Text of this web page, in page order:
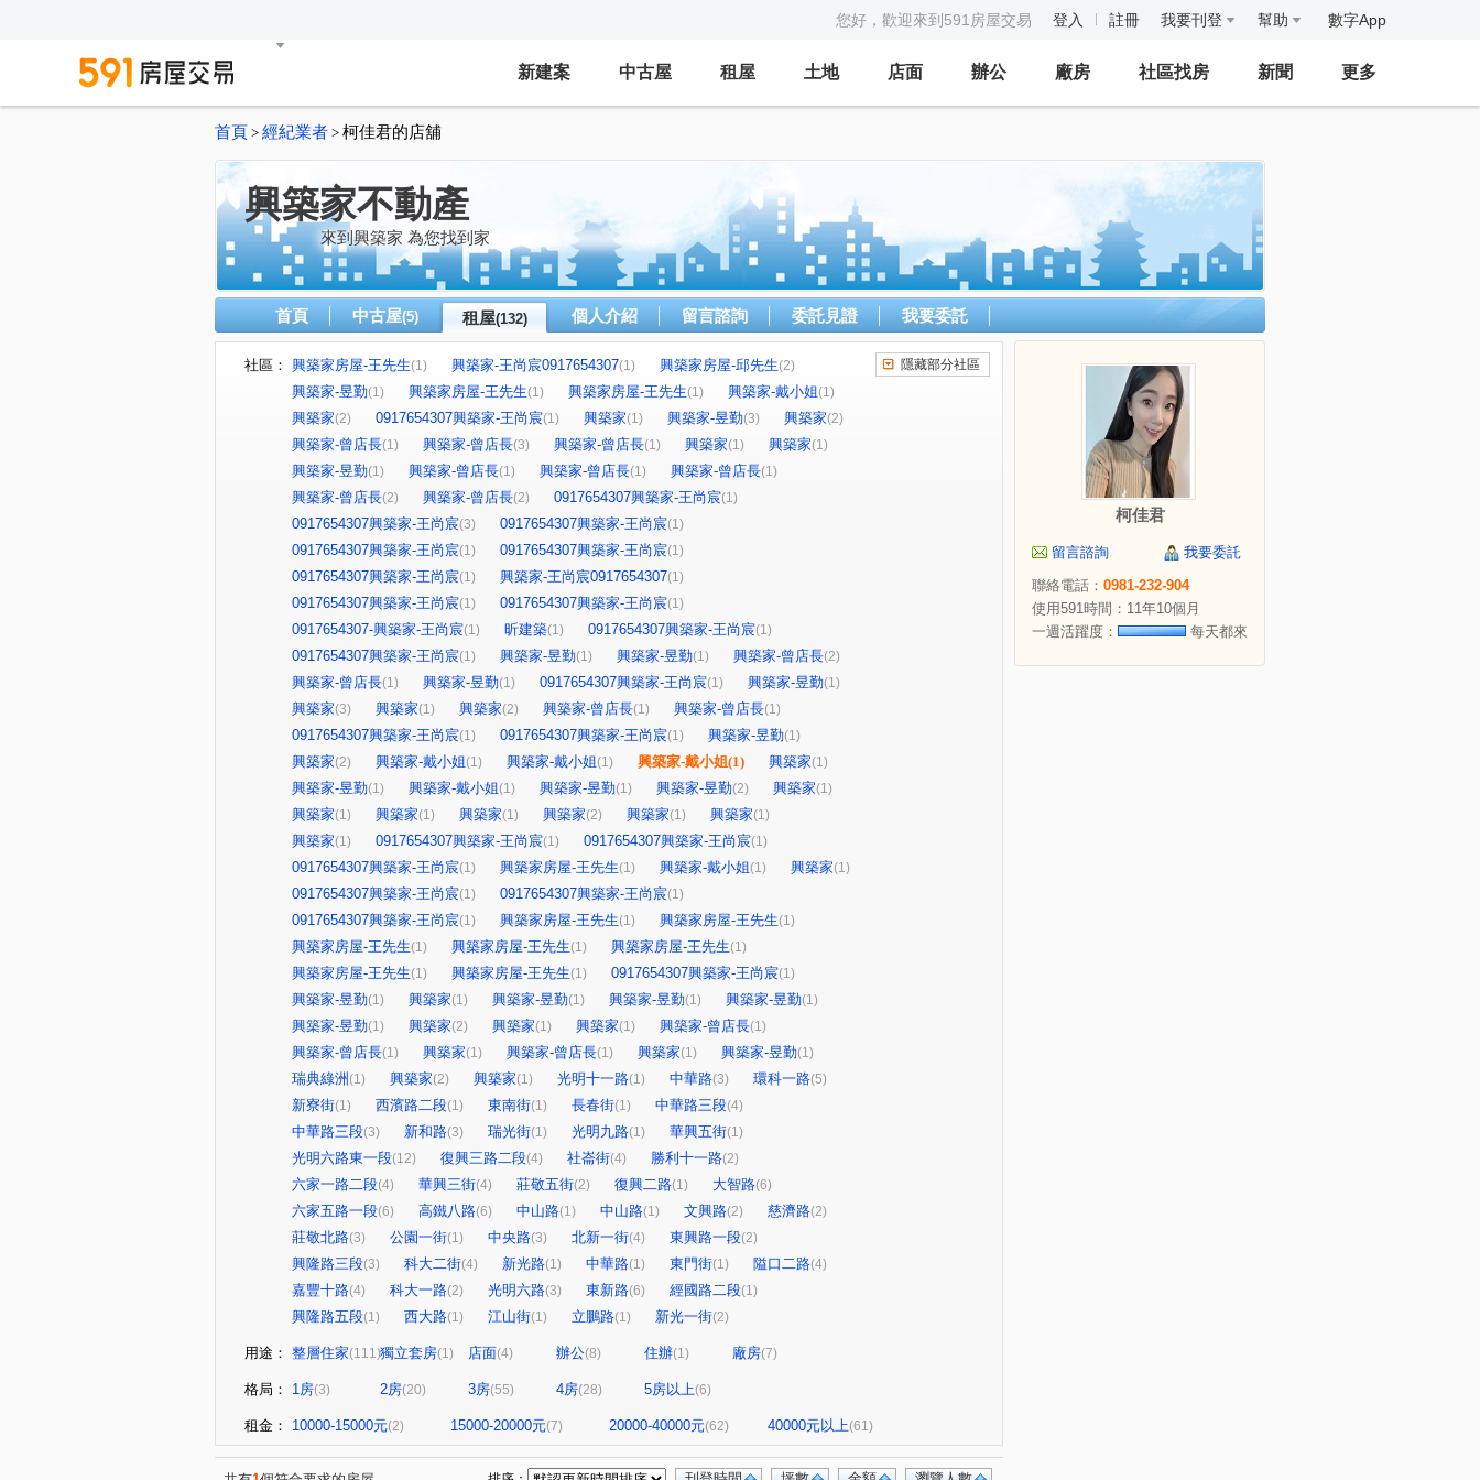
您好，歡迎來到591房屋交易 登入 註冊 我要刊登 幫助 數字App
新建案 中古屋 租屋 土地 店面 辦公 廠房 社區找房 新聞 更多
首頁 > 經紀業者 > 柯佳君的店舖
興築家不動產
來到興築家 為您找到家
首頁 中古屋(5) 租屋(132) 個人介紹 留言諮詢 委託見證 我要委託
社區： 興築家房屋-王先生(1) 興築家-王尚宸0917654307(1) 興築家房屋-邱先生(2)
興築家-昱勤(1) 興築家房屋-王先生(1) 興築家房屋-王先生(1) 興築家-戴小姐(1)
興築家(2) 0917654307興築家-王尚宸(1) 興築家(1) 興築家-昱勤(3) 興築家(2)
興築家-曾店長(1) 興築家-曾店長(3) 興築家-曾店長(1) 興築家(1) 興築家(1)
興築家-昱勤(1) 興築家-曾店長(1) 興築家-曾店長(1) 興築家-曾店長(1)
興築家-曾店長(2) 興築家-曾店長(2) 0917654307興築家-王尚宸(1)
0917654307興築家-王尚宸(3) 0917654307興築家-王尚宸(1)
0917654307興築家-王尚宸(1) 0917654307興築家-王尚宸(1)
0917654307興築家-王尚宸(1) 興築家-王尚宸0917654307(1)
0917654307興築家-王尚宸(1) 0917654307興築家-王尚宸(1)
0917654307-興築家-王尚宸(1) 昕建築(1) 0917654307興築家-王尚宸(1)
0917654307興築家-王尚宸(1) 興築家-昱勤(1) 興築家-昱勤(1) 興築家-曾店長(2)
興築家-曾店長(1) 興築家-昱勤(1) 0917654307興築家-王尚宸(1) 興築家-昱勤(1)
興築家(3) 興築家(1) 興築家(2) 興築家-曾店長(1) 興築家-曾店長(1)
0917654307興築家-王尚宸(1) 0917654307興築家-王尚宸(1) 興築家-昱勤(1)
興築家(2) 興築家-戴小姐(1) 興築家-戴小姐(1) 興築家-戴小姐(1) 興築家(1)
興築家-昱勤(1) 興築家-戴小姐(1) 興築家-昱勤(1) 興築家-昱勤(2) 興築家(1)
興築家(1) 興築家(1) 興築家(1) 興築家(2) 興築家(1) 興築家(1)
興築家(1) 0917654307興築家-王尚宸(1) 0917654307興築家-王尚宸(1)
0917654307興築家-王尚宸(1) 興築家房屋-王先生(1) 興築家-戴小姐(1) 興築家(1)
0917654307興築家-王尚宸(1) 0917654307興築家-王尚宸(1)
0917654307興築家-王尚宸(1) 興築家房屋-王先生(1) 興築家房屋-王先生(1)
興築家房屋-王先生(1) 興築家房屋-王先生(1) 興築家房屋-王先生(1)
興築家房屋-王先生(1) 興築家房屋-王先生(1) 0917654307興築家-王尚宸(1)
興築家-昱勤(1) 興築家(1) 興築家-昱勤(1) 興築家-昱勤(1) 興築家-昱勤(1)
興築家-昱勤(1) 興築家(2) 興築家(1) 興築家(1) 興築家-曾店長(1)
興築家-曾店長(1) 興築家(1) 興築家-曾店長(1) 興築家(1) 興築家-昱勤(1)
瑞典綠洲 (1) 興築家(2) 興築家(1) 光明十一路(1) 中華路(3) 環科一路(5)
新寮街(1) 西濱路二段(1) 東南街(1) 長春街(1) 中華路三段(4)
中華路三段(3) 新和路(3) 瑞光街(1) 光明九路(1) 華興五街(1)
光明六路東一段(12) 復興三路二段(4) 社崙街(4) 勝利十一路(2)
六家一路二段(4) 華興三街(4) 莊敬五街(2) 復興二路(1) 大智路(6)
六家五路一段(6) 高鐵八路(6) 中山路(1) 中山路(1) 文興路(2) 慈濟路(2)
莊敬北路(3) 公園一街(1) 中央路(3) 北新一街(4) 東興路一段(2)
興隆路三段(3) 科大二街(4) 新光路(1) 中華路(1) 東門街(1) 隘口二路(4)
嘉豐十路(4) 科大一路(2) 光明六路(3) 東新路(6) 經國路二段(1)
興隆路五段(1) 西大路(1) 江山街(1) 立鵬路(1) 新光一街(2)
隱藏部分社區
用途： 整層住家(111)獨立套房(1) 店面(4) 辦公(8) 住辦(1) 廠房(7)
格局： 1房(3) 2房(20) 3房(55) 4房(28) 5房以上(6)
租金： 10000-15000元(2) 15000-20000元(7) 20000-40000元(62) 40000元以上(61)
柯佳君
留言諮詢
我要委託
聯絡電話： 0981-232-904
使用591時間：11年10個月
一週活躍度：
每天都來